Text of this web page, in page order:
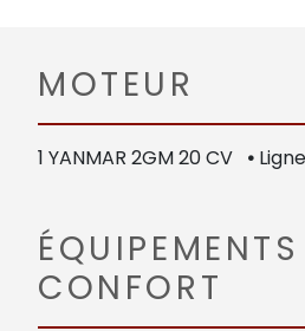
MOTEUR
1 YANMAR 2GM 20 CV •
CONFORT